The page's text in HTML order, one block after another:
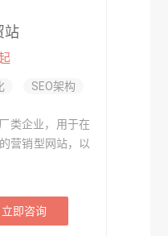
站
SEO架构
类企业，用于在
营销型网站，以
立即咨询